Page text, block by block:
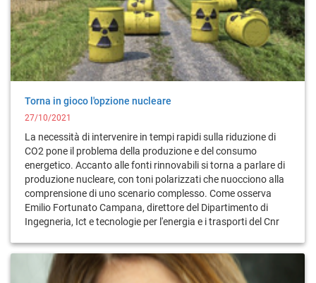
Torna in gioco l'opzione nucleare
27/10/2021
La necessità di intervenire in tempi rapidi sulla riduzione di
CO2 pone il problema della produzione e del consumo
energetico. Accanto alle fonti rinnovabili si torna a parlare di
produzione nucleare, con toni polarizzati che nuocciono alla
comprensione di uno scenario complesso. Come osserva
Emilio Fortunato Campana, direttore del Dipartimento di
Ingegneria, Ict e tecnologie per l'energia e i trasporti del Cnr